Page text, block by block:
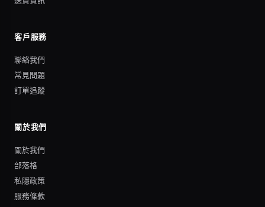
客戶服務
聯絡我們
常見問題
訂單追蹤
關於我們
關於我們
部落格
私隱政策
服務條款